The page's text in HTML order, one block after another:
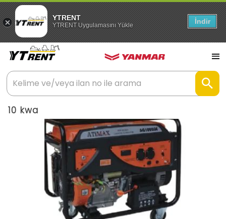
YTRENT
YTRENT Uygulamasını Yükle İndir
10 kwa